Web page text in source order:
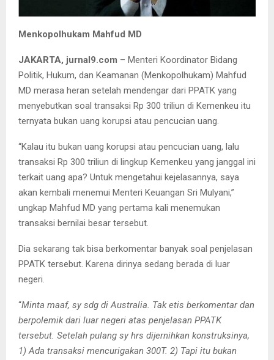
Menkopolhukam Mahfud MD
JAKARTA, jurnal9.com – Menteri Koordinator Bidang
Politik, Hukum, dan Keamanan (Menkopolhukam) Mahfud
MD merasa heran setelah mendengar dari PPATK yang
menyebutkan soal transaksi Rp 300 triliun di Kemenkeu itu
ternyata bukan uang korupsi atau pencucian uang.
“Kalau itu bukan uang korupsi atau pencucian uang, lalu
transaksi Rp 300 triliun di lingkup Kemenkeu yang janggal ini
terkait uang apa? Untuk mengetahui kejelasannya, saya
akan kembali menemui Menteri Keuangan Sri Mulyani,”
ungkap Mahfud MD yang pertama kali menemukan
transaksi bernilai besar tersebut.
Dia sekarang tak bisa berkomentar banyak soal penjelasan
PPATK tersebut. Karena dirinya sedang berada di luar
negeri.
“Minta maaf, sy sdg di Australia. Tak etis berkomentar dan
berpolemik dari luar negeri atas penjelasan PPATK
tersebut. Setelah pulang sy hrs dijernihkan konstruksinya,
1) Ada transaksi mencurigakan 300T. 2) Tapi itu bukan